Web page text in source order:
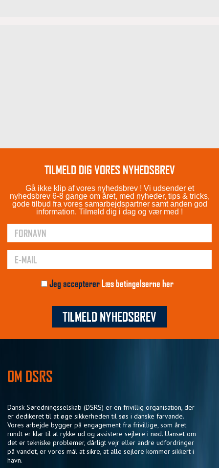
TILMELD DIG VORES NYHEDSBREV
Gå ikke klip af vores nyhedsbrev ! Vi udsender et
nyhedsbrev 6-8 gange om året, med nyheder, tips & tricks,
gode tilbud fra vores samarbejdspartner samt anden god
information. Tilmeld dig i dag og vær med !
Jeg acceptererLæs betingelserne her
TILMELD NYHEDSBREV
OM DSRS
Dansk Søredningsselskab (DSRS) er en frivillig organisation, der
er dedikeret til at øge sikkerheden til søs i danske farvande.
Vores arbejde bygger på engagement fra frivillige, som året
rundt er klar til at rykke ud og assistere sejlere i nød. Uanset om
det er tekniske problemer, dårligt vejr eller andre udfordringer
på vandet, er vores mål at sikre, at alle sejlere kommer sikkert i
havn.